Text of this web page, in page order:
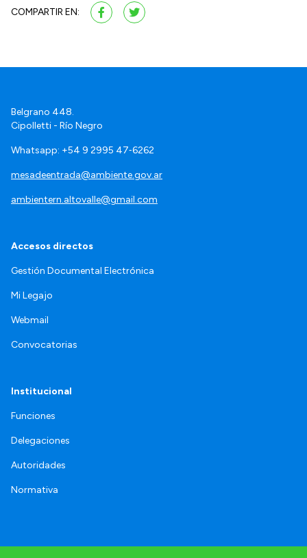
COMPARTIR EN:
Belgrano 448.
Cipolletti - Río Negro
Whatsapp: +54 9 2995 47‑6262
mesadeentrada@ambiente.gov.ar
ambientern.altovalle@gmail.com
Accesos directos
Gestión Documental Electrónica
Mi Legajo
Webmail
Convocatorias
Institucional
Funciones
Delegaciones
Autoridades
Normativa